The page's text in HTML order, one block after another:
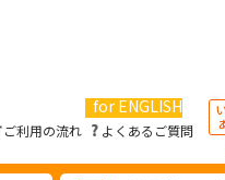
for ENGLISH
ご利用の流れ よくあるご質問